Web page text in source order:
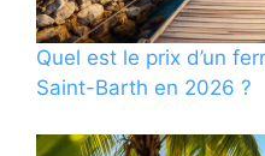
Quel est le prix d’un
Saint-Barth en 2026 ?